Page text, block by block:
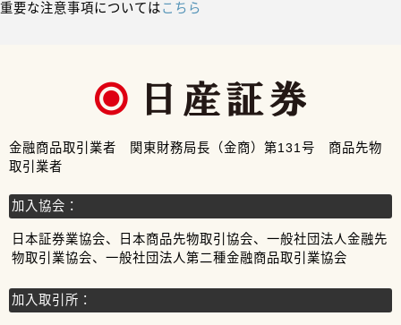
重要な注意事項についてはこちら
金融商品取引業者 関東財務局長（金商）第131号 商品先物
取引業者
加入協会：
日本証券業協会、日本商品先物取引協会、一般社団法人金融先
物取引業協会、一般社団法人第二種金融商品取引業協会
加入取引所：